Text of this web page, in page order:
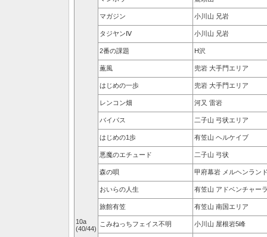
10a
(40/44)
マガジン 小川山 兄岩
タジヤンⅣ 小川山 兄岩
2番の課題 H沢
薫風 兜岩 大手門エリア
はじめの一歩 兜岩 大手門エリア
レンコン畑 河又 雷岩
バイパス 二子山 弓状エリア
はじめの1歩 有笠山 ヘルケイブ
悪魔のエチュード 二子山 弓状
森の唄 甲府幕岩 メルヘンラン
おいらの人生 有笠山 アドベンチャー
旅館有笠 有笠山 南国エリア
こみねっちフェイス不明 小川山 屋根岩5峰